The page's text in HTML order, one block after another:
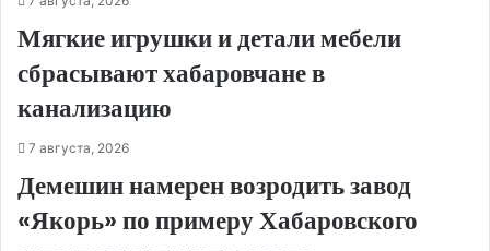
Мягкие игрушки и детали мебели
сбрасывают хабаровчане в
канализацию
7 августа, 2026
Демешин намерен возродить завод
«Якорь» по примеру Хабаровского